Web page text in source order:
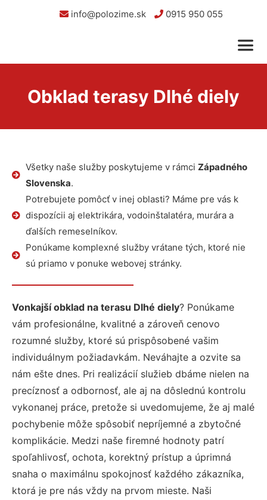
info@polozime.sk 0915 950 055
Obklad terasy Dlhé diely
Všetky naše služby poskytujeme v rámci Západného
Slovenska.
Potrebujete pomôcť v inej oblasti? Máme pre vás k
dispozícii aj elektrikára, vodoinštalatéra, murára a
ďalších remeselníkov.
Ponúkame komplexné služby vrátane tých, ktoré nie
sú priamo v ponuke webovej stránky.
Vonkajší obklad na terasu Dlhé diely? Ponúkame
vám profesionálne, kvalitné a zároveň cenovo
rozumné služby, ktoré sú prispôsobené vašim
individuálnym požiadavkám. Neváhajte a ozvite sa
nám ešte dnes. Pri realizácií služieb dbáme nielen na
precíznosť a odbornosť, ale aj na dôslednú kontrolu
vykonanej práce, pretože si uvedomujeme, že aj malé
pochybenie môže spôsobiť nepríjemné a zbytočné
komplikácie. Medzi naše firemné hodnoty patrí
spoľahlivosť, ochota, korektný prístup a úprimná
snaha o maximálnu spokojnosť každého zákazníka,
ktorá je pre nás vždy na prvom mieste. Naši